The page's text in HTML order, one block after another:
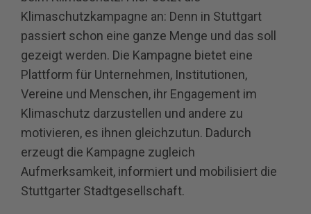
Klimaschutzkampagne an: Denn in Stuttgart
passiert schon eine ganze Menge und das soll
gezeigt werden. Die Kampagne bietet eine
Plattform für Unternehmen, Institutionen,
Vereine und Menschen, ihr Engagement im
Klimaschutz darzustellen und andere zu
motivieren, es ihnen gleichzutun. Dadurch
erzeugt die Kampagne zugleich
Aufmerksamkeit, informiert und mobilisiert die
Stuttgarter Stadtgesellschaft.